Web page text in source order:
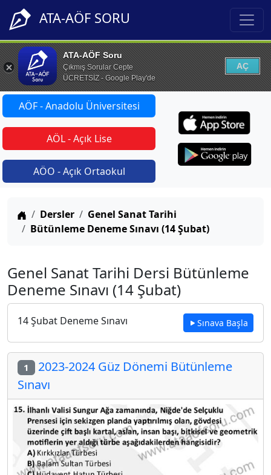
ATA-AÖF SORU
ATA-AÖF Soru
Çıkmış Sorular Cepte
ÜCRETSİZ - Google Play'de
AÇ
AÖF - Anadolu Üniversitesi
AÖL - Açık Lise
AÖO - Açık Ortaokul
Anasayfa
Dersler
Genel Sanat Tarihi
Bütünleme Deneme Sınavı (14 Şubat)
Genel Sanat Tarihi Dersi Bütünleme
Deneme Sınavı (14 Şubat)
14 Şubat Deneme Sınavı Sınava Başla
1 2023-2024 Güz Dönemi Bütünleme
Sınavı